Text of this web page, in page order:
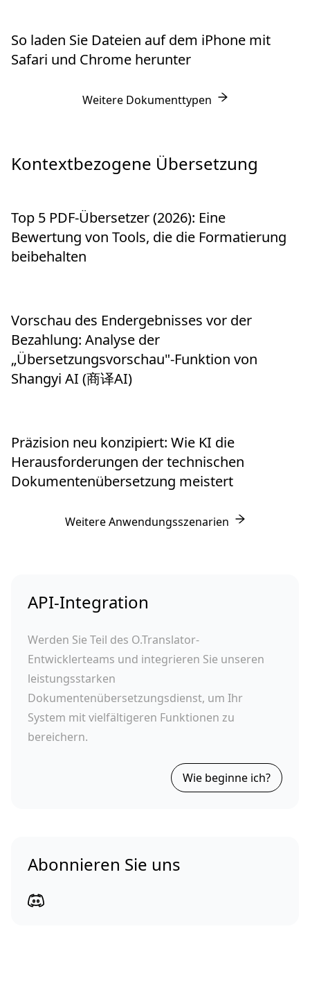
So laden Sie Dateien auf dem iPhone mit
Safari und Chrome herunter
Weitere Dokumenttypen
Kontextbezogene Übersetzung
Top 5 PDF-Übersetzer (2026): Eine
Bewertung von Tools, die die Formatierung
beibehalten
Vorschau des Endergebnisses vor der
Bezahlung: Analyse der
„Übersetzungsvorschau"-Funktion von
Shangyi AI (商译AI)
Präzision neu konzipiert: Wie KI die
Herausforderungen der technischen
Dokumentenübersetzung meistert
Weitere Anwendungsszenarien
API-Integration
Werden Sie Teil des O.Translator-
Entwicklerteams und integrieren Sie unseren
leistungsstarken
Dokumentenübersetzungsdienst, um Ihr
System mit vielfältigeren Funktionen zu
bereichern.
Wie beginne ich?
Abonnieren Sie uns